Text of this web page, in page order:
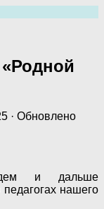
· Обновлено
и дальше
нашего